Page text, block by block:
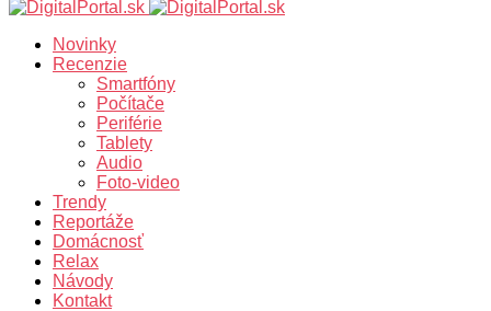
Novinky
Recenzie
Smartfóny
Počítače
Periférie
Tablety
Audio
Foto-video
Trendy
Reportáže
Domácnosť
Relax
Návody
Kontakt